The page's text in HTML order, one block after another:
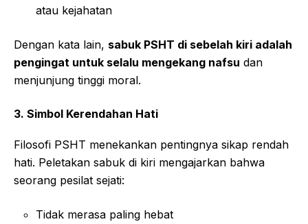
atau kejahatan
Dengan kata lain, sabuk PSHT di sebelah kiri adalah
pengingat untuk selalu mengekang nafsu dan
menjunjung tinggi moral.
3. Simbol Kerendahan Hati
Filosofi PSHT menekankan pentingnya sikap rendah
hati. Peletakan sabuk di kiri mengajarkan bahwa
seorang pesilat sejati:
Tidak merasa paling hebat